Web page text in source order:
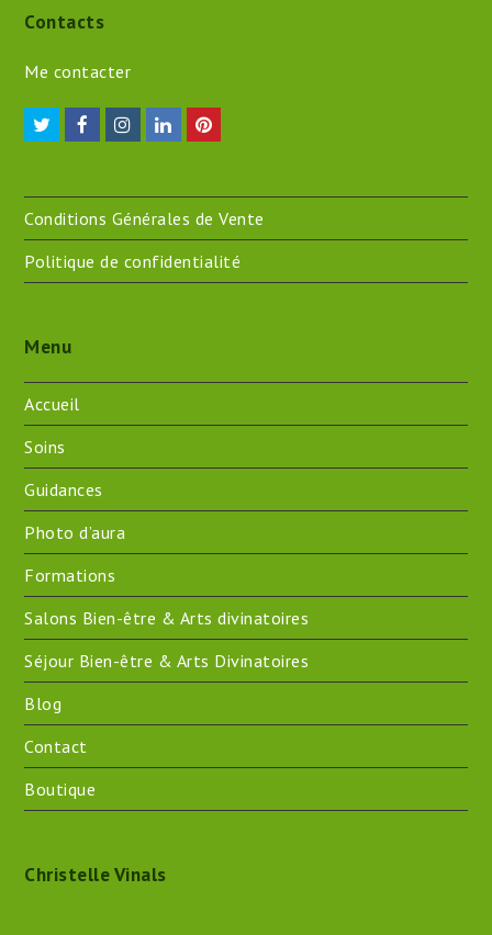
Contacts
Me contacter
TwitterFacebookInstagram
LinkedInPinterest
Conditions Générales de Vente
Politique de confidentialité
Menu
Accueil
Soins
Guidances
Photo d’aura
Formations
Salons Bien-être & Arts divinatoires
Séjour Bien-être & Arts Divinatoires
Blog
Contact
Boutique
Christelle Vinals